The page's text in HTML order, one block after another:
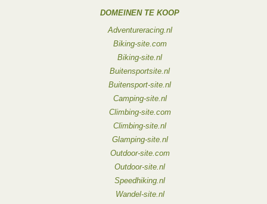
DOMEINEN TE KOOP
Adventureracing.nl
Biking-site.com
Biking-site.nl
Buitensportsite.nl
Buitensport-site.nl
Camping-site.nl
Climbing-site.com
Climbing-site.nl
Glamping-site.nl
Outdoor-site.com
Outdoor-site.nl
Speedhiking.nl
Wandel-site.nl